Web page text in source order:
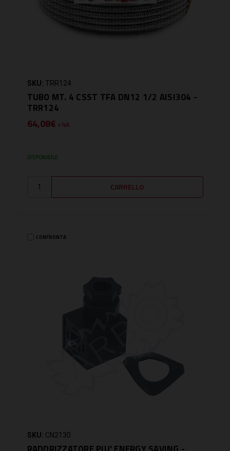
SKU: TRR124
TUBO MT. 4 CSST TFA DN12 1/2 AISI304 -
TRR124
64,08€ + IVA
DISPONIBILE
CONFRONTA
SKU: CN2130